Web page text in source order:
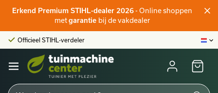
Erkend Premium STIHL-dealer 2026- Online shoppen
metgarantie bij de vakdealer
Officieel STIHL-verdeler
Klantenscore:9,6/10
Grootste online aanbod
Officieel STIHL-verdeler
Klantenscore:9,6/10